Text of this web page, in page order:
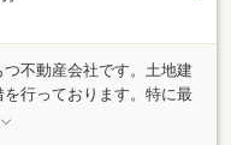
不動産会社です。土地建
行っております。特に最
件を取り揃えてスタッフ